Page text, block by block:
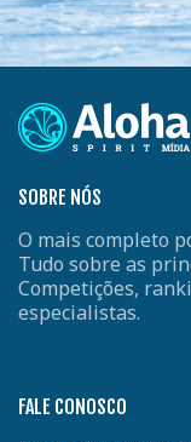
SOBRE NÓS
O mais completo
Tudo sobre as
Competições,
especialistas.
FALE CONOSCO